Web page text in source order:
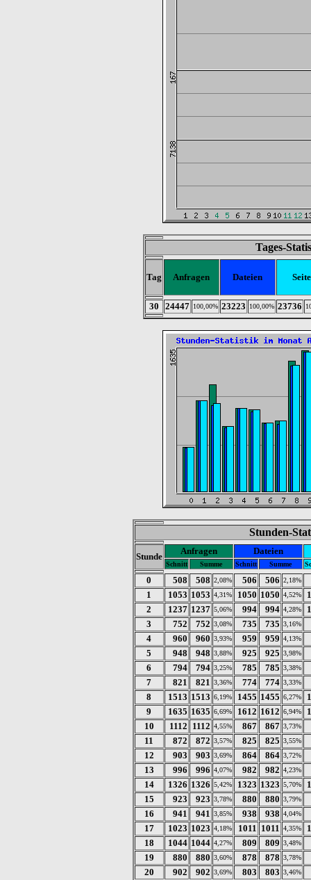
Tages-
Tag Anfragen Dateien
30 24447 100,00% 23223 100,00% 23736
Stunden-
Stunde
Anfragen Dateien
Schnitt Summe Schnitt Summe
0 508 508 2,08% 506 506 2,18%
1 1053 1053 4,31% 1050 1050 4,52%
2
1237 1237 5,06% 994 994 4,28%
3
752 752 3,08% 735 735 3,16%
4 960 960 3,93% 959 959 4,13%
5 948 948 3,88% 925 925 3,98%
6 794 794 3,25% 785 785 3,38%
7 821 821 3,36% 774 774 3,33%
8 1513 1513 6,19% 1455 1455 6,27%
9
1635 1635 6,69% 1612 1612 6,94%
10
1112 1112 4,55% 867 867 3,73%
11 872 872 3,57% 825 825 3,55%
12 903 903 3,69% 864 864 3,72%
13 996 996 4,07% 982 982 4,23%
14 1326 1326 5,42% 1323 1323 5,70%
15
923 923 3,78% 880 880 3,79%
16 941 941 3,85% 938 938 4,04%
17 1023 1023 4,18% 1011 1011 4,35%
18
1044 1044 4,27% 809 809 3,48%
19 880 880 3,60% 878 878 3,78%
20 902 902 3,69% 803 803 3,46%